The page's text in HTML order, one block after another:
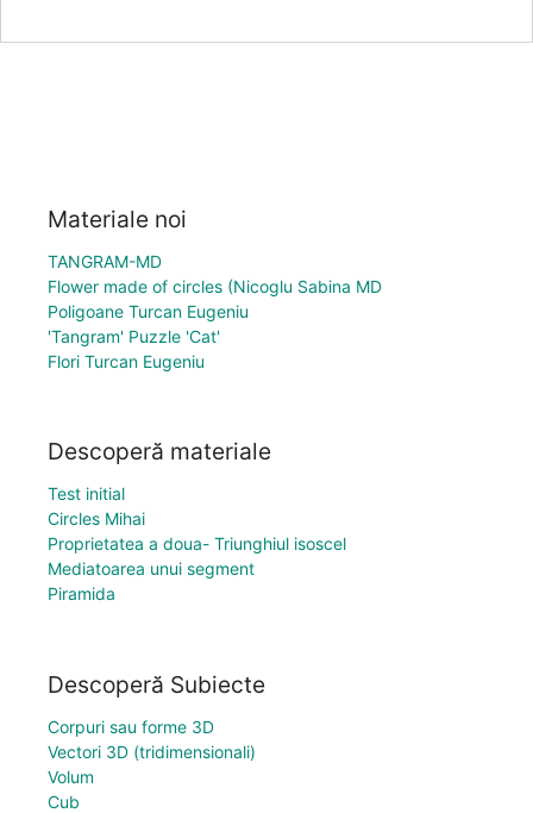
Materiale noi
TANGRAM-MD
Flower made of circles (Nicoglu Sabina MD
Poligoane Turcan Eugeniu
'Tangram' Puzzle 'Cat'
Flori Turcan Eugeniu
Descoperă materiale
Test initial
Circles Mihai
Proprietatea a doua- Triunghiul isoscel
Mediatoarea unui segment
Piramida
Descoperă Subiecte
Corpuri sau forme 3D
Vectori 3D (tridimensionali)
Volum
Cub